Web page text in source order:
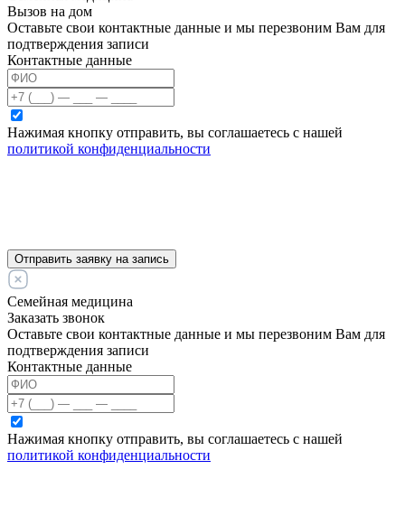
Вызов на дом
Оставьте свои контактные данные и мы перезвоним Вам для
подтверждения записи
Контактные данные
Нажимая кнопку отправить, вы соглашаетесь с нашей
политикой конфиденциальности
Отправить заявку на запись
Семейная медицина
Заказать звонок
Оставьте свои контактные данные и мы перезвоним Вам для
подтверждения записи
Контактные данные
Нажимая кнопку отправить, вы соглашаетесь с нашей
политикой конфиденциальности